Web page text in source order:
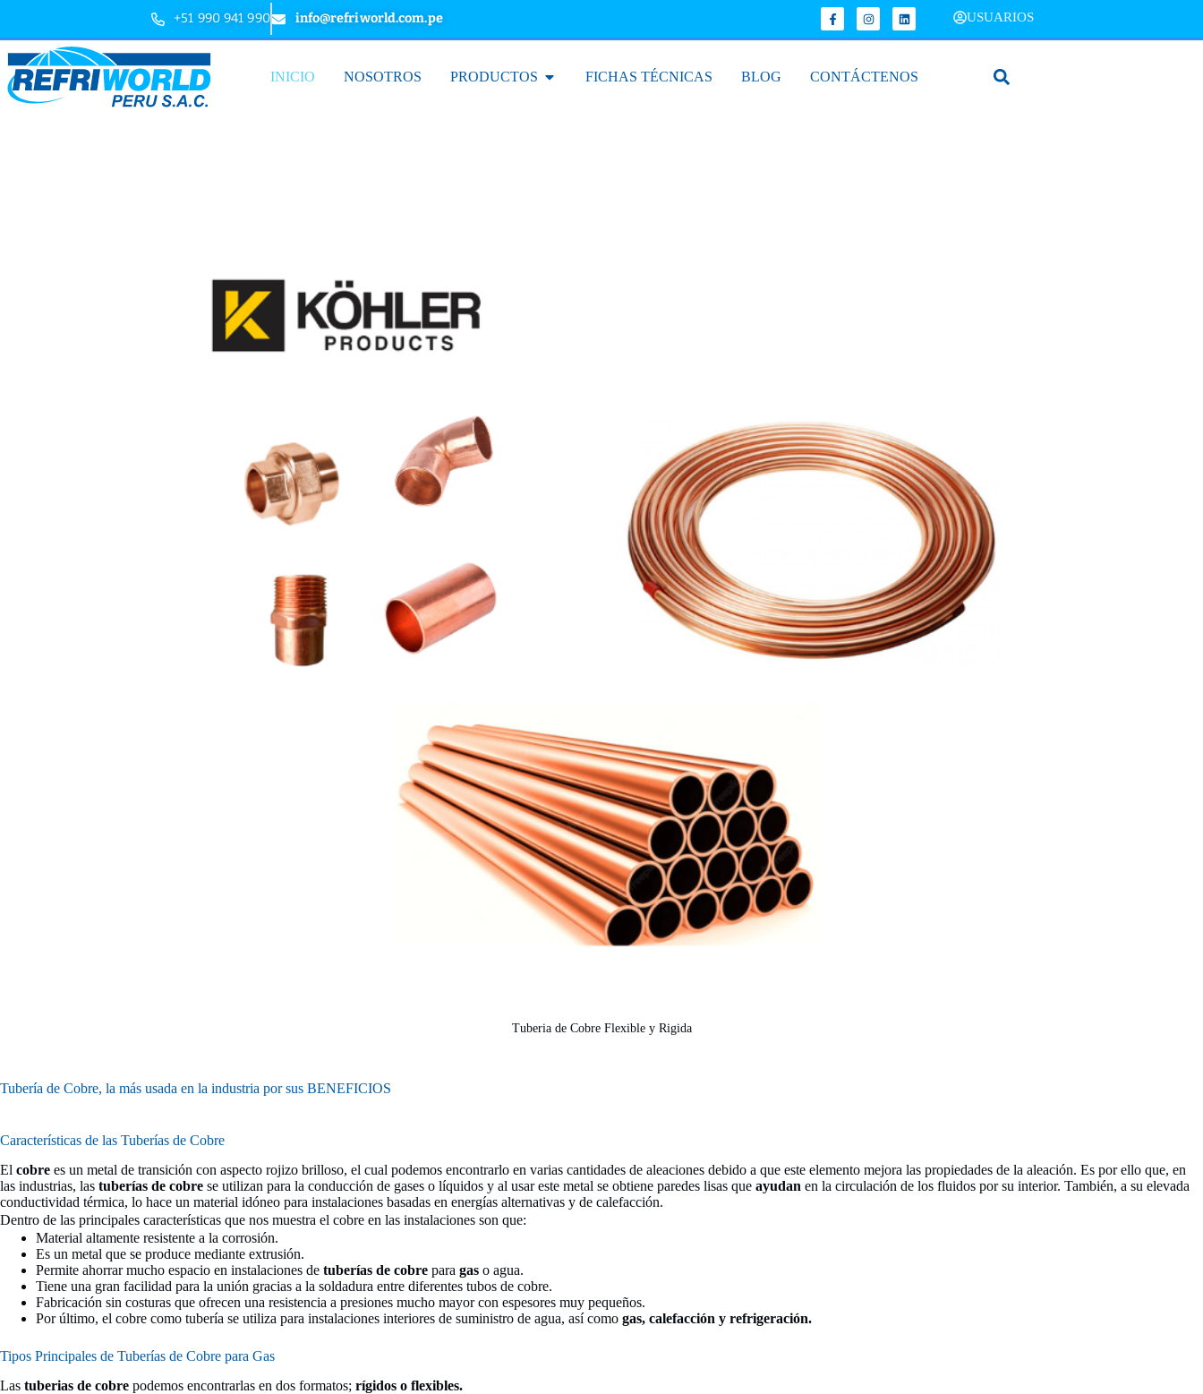
+51 990 941 990 info@refriworld.com.pe USUARIOS
INICIO NOSOTROS PRODUCTOS FICHAS TÉCNICAS BLOG CONTÁCTENOS
Tuberia de Cobre Flexible y Rigida
Tubería de Cobre, la más usada en la industria por sus BENEFICIOS
Características de las Tuberías de Cobre
El cobre es un metal de transición con aspecto rojizo brilloso, el cual podemos encontrarlo en varias cantidades de aleaciones debido a que este elemento mejora las propiedades de la aleación. Es por ello que, en
las industrias, las tuberías de cobre se utilizan para la conducción de gases o líquidos y al usar este metal se obtiene paredes lisas que ayudan en la circulación de los fluidos por su interior. También, a su elevada
conductividad térmica, lo hace un material idóneo para instalaciones basadas en energías alternativas y de calefacción.
Dentro de las principales características que nos muestra el cobre en las instalaciones son que:
Material altamente resistente a la corrosión.
Es un metal que se produce mediante extrusión.
Permite ahorrar mucho espacio en instalaciones de tuberías de cobre para gas o agua.
Tiene una gran facilidad para la unión gracias a la soldadura entre diferentes tubos de cobre.
Fabricación sin costuras que ofrecen una resistencia a presiones mucho mayor con espesores muy pequeños.
Por último, el cobre como tubería se utiliza para instalaciones interiores de suministro de agua, así como gas, calefacción y refrigeración.
Tipos Principales de Tuberías de Cobre para Gas
Las tuberias de cobre podemos encontrarlas en dos formatos; rígidos o flexibles.